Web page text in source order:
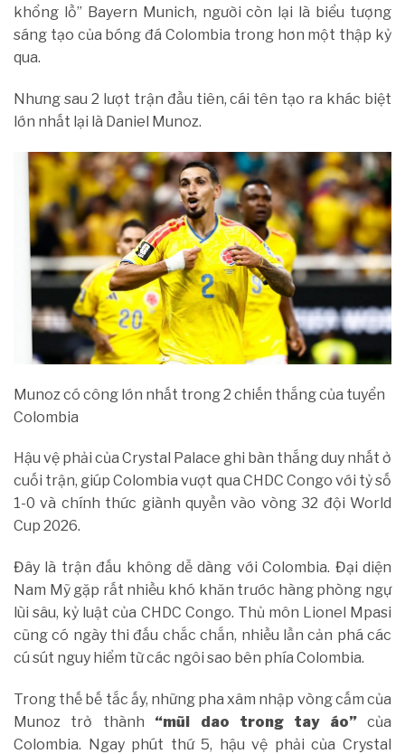
khổng lồ” Bayern Munich, người còn lại là biểu tượng
sáng tạo của bóng đá Colombia trong hơn một thập kỷ
qua.
Nhưng sau 2 lượt trận đầu tiên, cái tên tạo ra khác biệt
lớn nhất lại là Daniel Munoz.
Munoz có công lớn nhất trong 2 chiến thắng của tuyển
Colombia
Hậu vệ phải của Crystal Palace ghi bàn thắng duy nhất ở
cuối trận, giúp Colombia vượt qua CHDC Congo với tỷ số
1-0 và chính thức giành quyền vào vòng 32 đội World
Cup 2026.
Đây là trận đấu không dễ dàng với Colombia. Đại diện
Nam Mỹ gặp rất nhiều khó khăn trước hàng phòng ngự
lùi sâu, kỷ luật của CHDC Congo. Thủ môn Lionel Mpasi
cũng có ngày thi đấu chắc chắn, nhiều lần cản phá các
cú sút nguy hiểm từ các ngôi sao bên phía Colombia.
Trong thế bế tắc ấy, những pha xâm nhập vòng cấm của
Munoz trở thành “mũi dao trong tay áo”của
Colombia. Ngay phút thứ 5, hậu vệ phải của Crystal